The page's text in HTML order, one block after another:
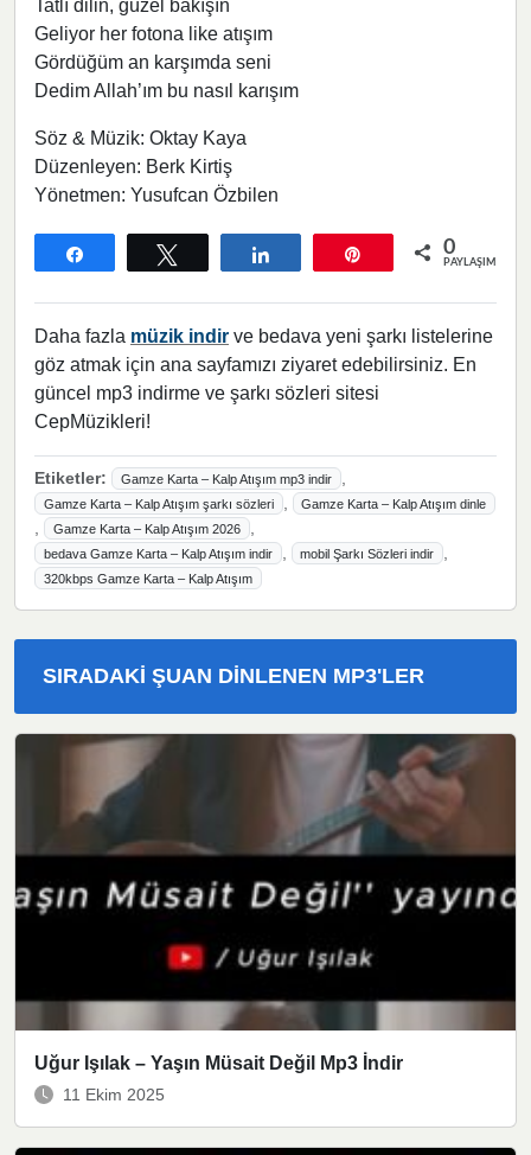
Tatlı dilin, güzel bakışın
Geliyor her fotona like atışım
Gördüğüm an karşımda seni
Dedim Allah’ım bu nasıl karışım
Söz & Müzik: Oktay Kaya
Düzenleyen: Berk Kirtiş
Yönetmen: Yusufcan Özbilen
0
PAYLAŞIMLAR
Daha fazla müzik indir ve bedava yeni şarkı listelerine
göz atmak için ana sayfamızı ziyaret edebilirsiniz. En
güncel mp3 indirme ve şarkı sözleri sitesi
CepMüzikleri!
Etiketler: Gamze Karta – Kalp Atışım mp3 indir
Gamze Karta – Kalp Atışım şarkı sözleri Gamze Karta – Kalp Atışım dinle
Gamze Karta – Kalp Atışım 2026
bedava Gamze Karta – Kalp Atışım indir mobil Şarkı Sözleri indir
320kbps Gamze Karta – Kalp Atışım
SIRADAKI ŞUAN DINLENEN MP3'LER
Uğur Işılak – Yaşın Müsait Değil Mp3 İndir
11 Ekim 2025